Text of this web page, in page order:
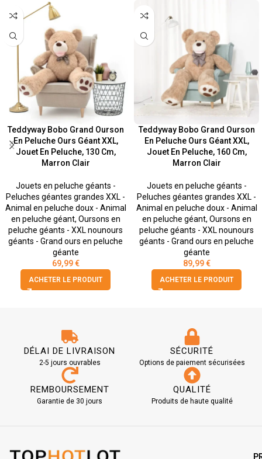
Teddyway Bobo Grand Ourson
En Peluche Ours Géant XXL,
Jouet En Peluche, 130 Cm,
Marron Clair
Jouets en peluche géants -
Peluches géantes grandes XXL -
Animal en peluche doux - Animal
en peluche géant, Oursons en
peluche géants - XXL nounours
géants - Grand ours en peluche
géante
69,99€
ACHETER LE PRODUIT
Teddyway Bobo Grand Ourson
En Peluche Ours Géant XXL,
Jouet En Peluche, 160 Cm,
Marron Clair
Jouets en peluche géants -
Peluches géantes grandes XXL -
Animal en peluche doux - Animal
en peluche géant, Oursons en
peluche géants - XXL nounours
géants - Grand ours en peluche
géante
89,99€
ACHETER LE PRODUIT
DÉLAI DE LIVRAISON
2-5 jours ouvrables
SÉCURITÉ
Options de paiement sécurisées
REMBOURSEMENT
Garantie de 30 jours
QUALITÉ
Produits de haute qualité